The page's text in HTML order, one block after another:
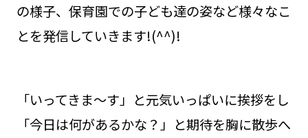
の様子、保育園での子ども達の姿など様々なこ
とを発信していきます!(^^)!
「いってきま～す」と元気いっぱいに挨拶をし
「今日は何があるかな？」と期待を胸に散歩へ